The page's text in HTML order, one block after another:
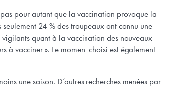
pour autant que la vaccination provoque la
24 % des troupeaux ont connu une
quant à la vaccination des nouveaux
vacciner ». Le moment choisi est également
une saison. D’autres recherches menées par